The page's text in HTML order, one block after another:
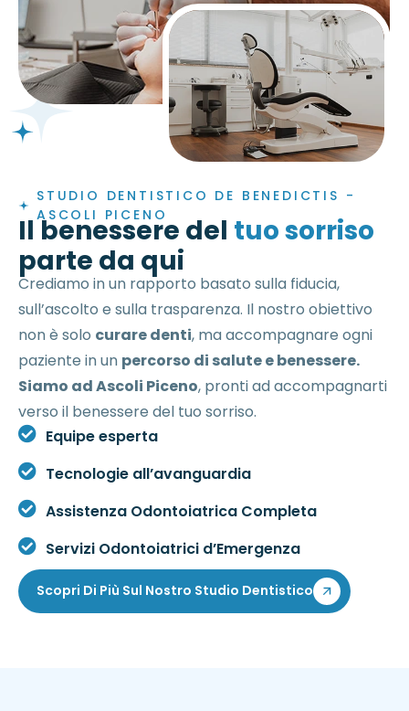
STUDIO DENTISTICO DE BENEDICTIS -
ASCOLI PICENO
Il benessere del tuo sorriso
parte da qui
Crediamo in un rapporto basato sulla fiducia,
sull’ascolto e sulla trasparenza. Il nostro obiettivo
non è solo curare denti, ma accompagnare ogni
paziente in un percorso di salute e benessere.
Siamo ad Ascoli Piceno, pronti ad accompagnarti
verso il benessere del tuo sorriso.
Equipe esperta
Tecnologie all’avanguardia
Assistenza Odontoiatrica Completa
Servizi Odontoiatrici d’Emergenza
Scopri Di Più Sul Nostro Studio Dentistico